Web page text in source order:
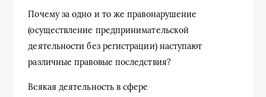
Почему за одно и то же правонарушение
(осуществление предпринимательской
деятельности без регистрации) наступают
различные правовые последствия?
Всякая деятельность в сфере